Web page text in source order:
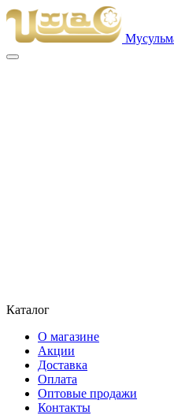
Каталог
О магазине
Акции
Доставка
Оплата
Оптовые продажи
Контакты